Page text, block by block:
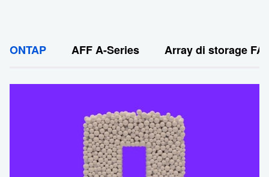
ONTAP AFF A-Series Array di storage